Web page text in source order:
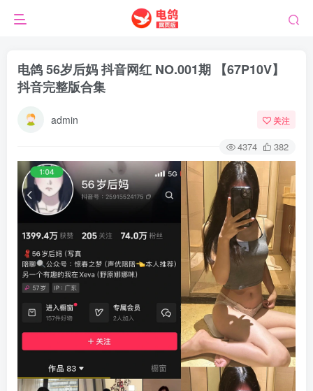
电鸽 56岁后妈 抖音网红 NO.001期 【67P10V】
抖音完整版合集
admin 关注
4374 382